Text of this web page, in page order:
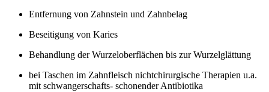
Entfernung von Zahnstein und Zahnbelag
Beseitigung von Karies
Behandlung der Wurzeloberflächen bis zur Wurzelglättung
bei Taschen im Zahnfleisch nichtchirurgische Therapien u.a.
mit schwangerschafts- schonender Antibiotika